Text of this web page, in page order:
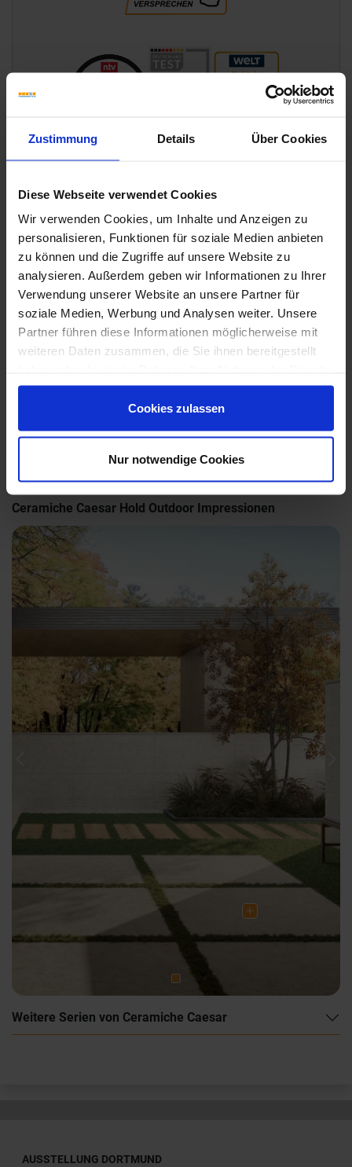
Zustimmung Details Über Cookies
Diese Webseite verwendet Cookies
Wir verwenden Cookies, um Inhalte und Anzeigen zu
personalisieren, Funktionen für soziale Medien anbieten
zu können und die Zugriffe auf unsere Website zu
analysieren. Außerdem geben wir Informationen zu Ihrer
Verwendung unserer Website an unsere Partner für
soziale Medien, Werbung und Analysen weiter. Unsere
Partner führen diese Informationen möglicherweise mit
weiteren Daten zusammen, die Sie ihnen bereitgestellt
gesammelt haben.
Cookies zulassen
Nur notwendige Cookies
Wünschen Sie eine Beratung?
Unsere Experten sind für Sie da:
Ceramiche Caesar Hold Outdoor Impressionen
Weitere Serien von Ceramiche Caesar
AUSSTELLUNG DORTMUND